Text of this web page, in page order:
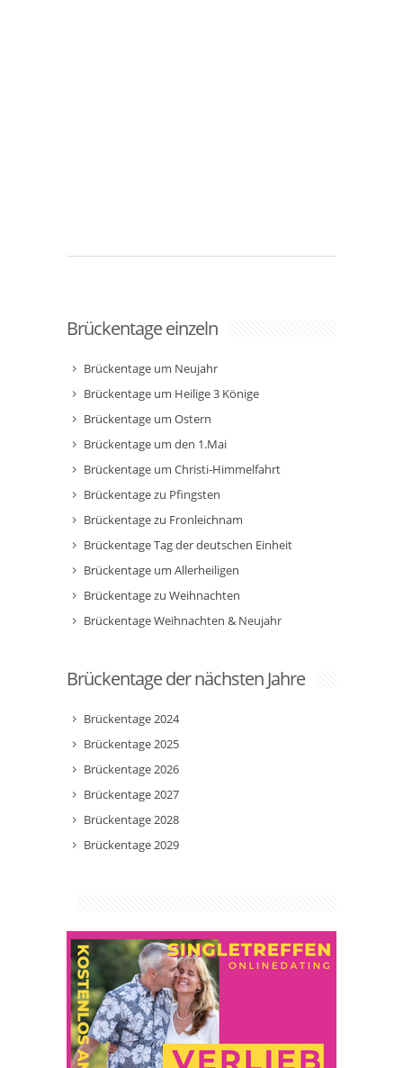
Brückentage einzeln
Brückentage um Neujahr
Brückentage um Heilige 3 Könige
Brückentage um Ostern
Brückentage um den 1.Mai
Brückentage um Christi-Himmelfahrt
Brückentage zu Pfingsten
Brückentage zu Fronleichnam
Brückentage Tag der deutschen Einheit
Brückentage um Allerheiligen
Brückentage zu Weihnachten
Brückentage Weihnachten & Neujahr
Brückentage der nächsten Jahre
Brückentage 2024
Brückentage 2025
Brückentage 2026
Brückentage 2027
Brückentage 2028
Brückentage 2029